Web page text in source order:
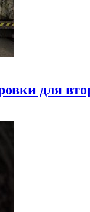
для